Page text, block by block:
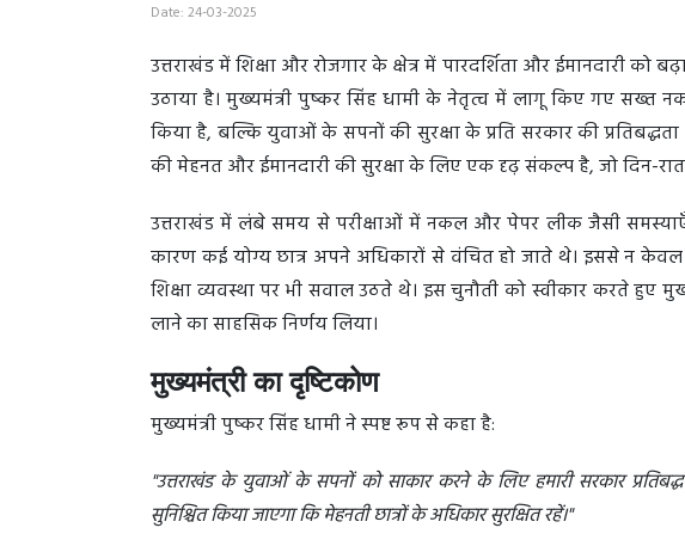
Date: 24-03-2025
उत्तराखंड में शिक्षा और रोजगार के क्षेत्र में पारदर्शिता और ईमानदारी
उठाया है। मुख्यमंत्री पुष्कर सिंह धामी के नेतृत्व में लागू किए गए सख्त
किया है, बल्कि युवाओं के सपनों की सुरक्षा के प्रति सरकार की
की मेहनत और ईमानदारी की सुरक्षा के लिए एक दृढ़ संकल्प है, जो दिन-
उत्तराखंड में लंबे समय से परीक्षाओं में नकल और पेपर लीक जैसी समस्याएँ
कारण कई योग्य छात्र अपने अधिकारों से वंचित हो जाते थे। इससे न केवल
शिक्षा व्यवस्था पर भी सवाल उठते थे। इस चुनौती को स्वीकार करते हुए
लाने का साहसिक निर्णय लिया।
मुख्यमंत्री का दृष्टिकोण
मुख्यमंत्री पुष्कर सिंह धामी ने स्पष्ट रूप से कहा है:
"उत्तराखंड के युवाओं के सपनों को साकार करने के लिए हमारी सरकार
सुनिश्चित किया जाएगा कि मेहनती छात्रों के अधिकार सुरक्षित रहें।"